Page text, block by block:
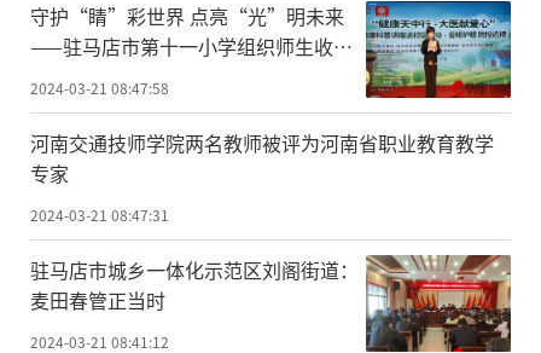
守护“睛”彩世界 点亮“光”明未来
——驻马店市第十一小学组织师生收
看“防控近视”线上公益讲座
2024-03-21 08:47:58
河南交通技师学院两名教师被评为河南省职业教育教学
专家
2024-03-21 08:47:31
驻马店市城乡一体化示范区刘阁街道：
麦田春管正当时
2024-03-21 08:41:12